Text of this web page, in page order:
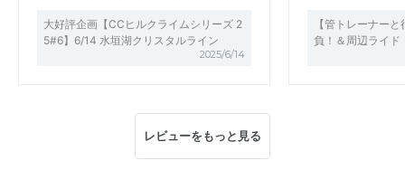
大好評企画【CCヒルクライムシリーズ 2
5#6】6/14 水垣湖クリスタルライン
2025/6/14
【管トレーナー
負！＆周辺ライド
レビューをもっと見る